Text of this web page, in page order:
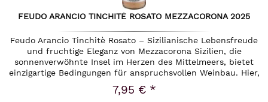
FEUDO ARANCIO TINCHITÈ ROSATO MEZZACORONA 2025
Feudo Arancio Tinchitè Rosato – Sizilianische Lebensfreude
und fruchtige Eleganz von Mezzacorona Sizilien, die
sonnenverwöhnte Insel im Herzen des Mittelmeers, bietet
einzigartige Bedingungen für anspruchsvollen Weinbau. Hier,
im...
7,95 € *